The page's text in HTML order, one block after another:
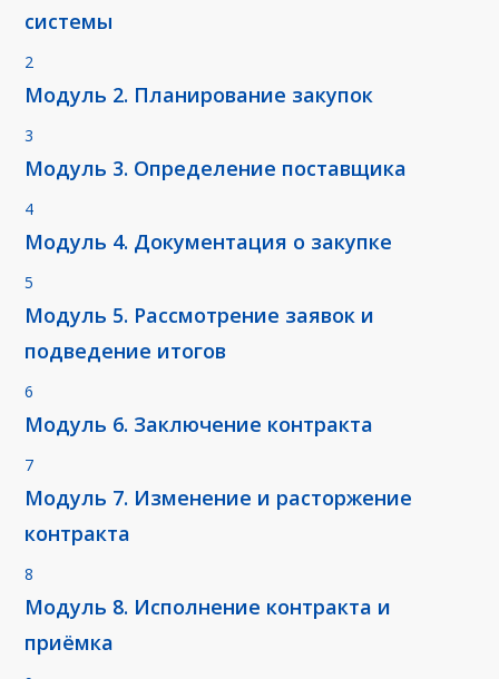
системы
2
Модуль 2. Планирование закупок
3
Модуль 3. Определение поставщика
4
Модуль 4. Документация о закупке
5
Модуль 5. Рассмотрение заявок и
подведение итогов
6
Модуль 6. Заключение контракта
7
Модуль 7. Изменение и расторжение
контракта
8
Модуль 8. Исполнение контракта и
приёмка